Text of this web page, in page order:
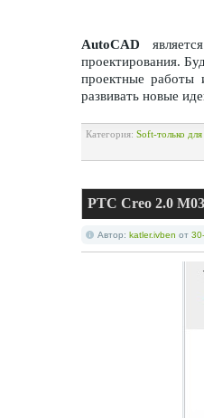
AutoCAD
проектирования.
проектные работы
развивать новые
Категория: Soft-только
PTC Creo 2.0
Автор: katler.ivben от